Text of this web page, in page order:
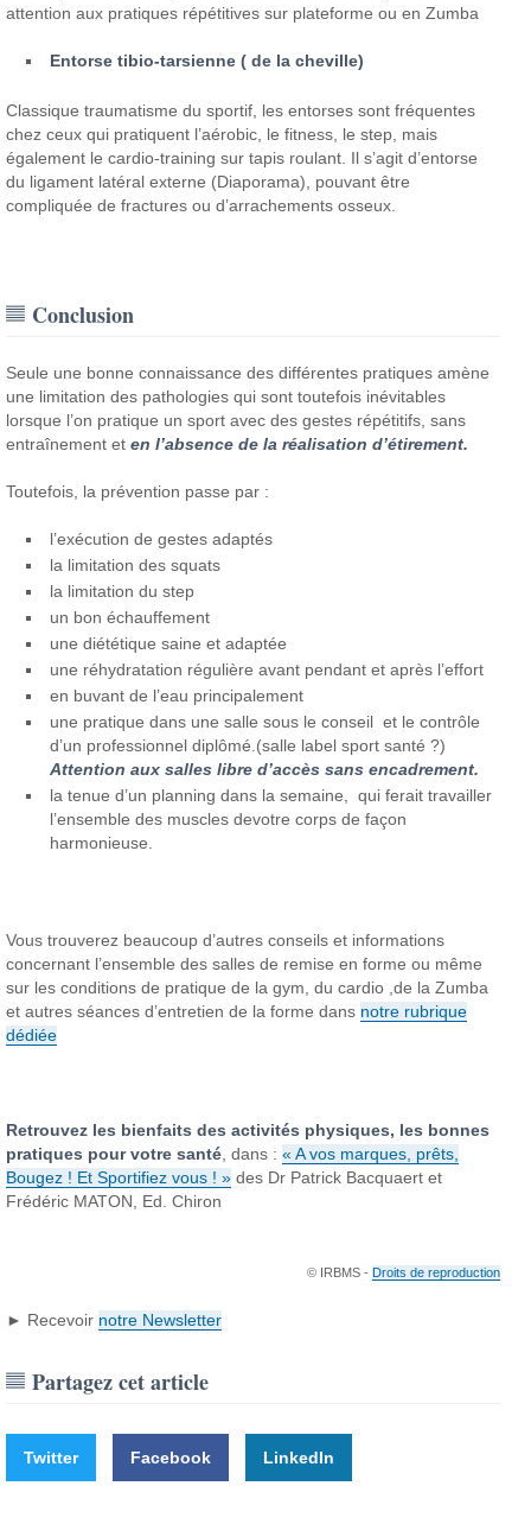
attention aux pratiques répétitives sur plateforme ou en Zumba
Entorse tibio-tarsienne ( de la cheville)
Classique traumatisme du sportif, les entorses sont fréquentes
chez ceux qui pratiquent l’aérobic, le fitness, le step, mais
également le cardio-training sur tapis roulant. Il s’agit d’entorse
du ligament latéral externe (Diaporama), pouvant être
compliquée de fractures ou d’arrachements osseux.
Conclusion
Seule une bonne connaissance des différentes pratiques amène
une limitation des pathologies qui sont toutefois inévitables
lorsque l’on pratique un sport avec des gestes répétitifs, sans
entraînement eten l’absence de la réalisation d’étirement.
Toutefois, la prévention passe par :
l’exécution de gestes adaptés
la limitation des squats
la limitation du step
un bon échauffement
une diététique saine et adaptée
une réhydratation régulière avant pendant et après l’effort
en buvant de l’eau principalement
une pratique dans une salle sous le conseil et le contrôle
d’un professionnel diplômé.(salle label sport santé ?)
Attention aux salles libre d’accès sans encadrement.
la tenue d’un planning dans la semaine, qui ferait travailler
l’ensemble des muscles devotre corps de façon
harmonieuse.
Vous trouverez beaucoup d’autres conseils et informations
concernant l’ensemble des salles de remise en forme ou même
sur les conditions de pratique de la gym, du cardio ,de la Zumba
et autres séances d’entretien de la forme dans notre rubrique
dédiée
Retrouvez les bienfaits des activités physiques, les bonnes
pratiques pour votre santé , dans :« A vos marques, prêts,
Bougez ! Et Sportifiez vous ! » des Dr Patrick Bacquaert et
Frédéric MATON, Ed. Chiron
© IRBMS - Droits de reproduction
► Recevoir notre Newsletter
Partagez cet article
Twitter Facebook LinkedIn